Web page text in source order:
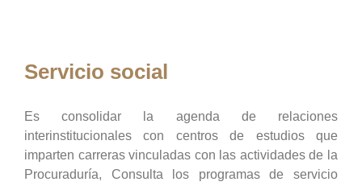
Servicio social
Es consolidar la agenda de relaciones
interinstitucionales con centros de estudios que
imparten carreras vinculadas con las actividades de la
Procuraduría, Consulta los programas de servicio